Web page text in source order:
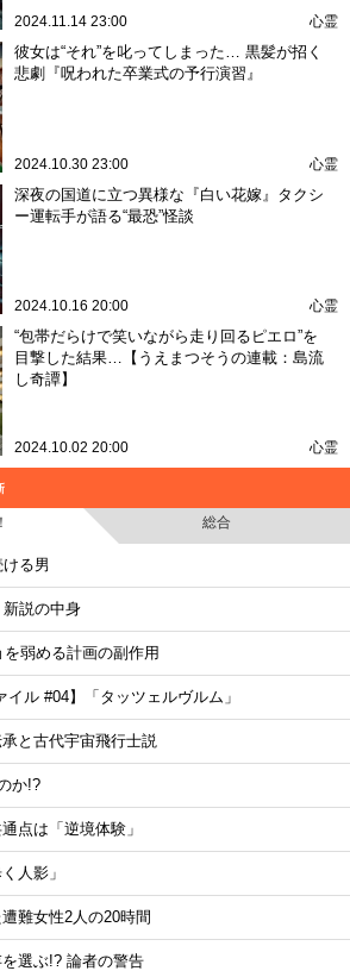
2024.11.14 23:00 心霊
彼女は“それ”を叱ってしまった… 黒髪が招く
悲劇『呪われた卒業式の予行演習』
2024.10.30 23:00 心霊
深夜の国道に立つ異様な『白い花嫁』タクシ
ー運転手が語る“最恐”怪談
2024.10.16 20:00 心霊
“包帯だらけで笑いながら走り回るピエロ”を
目撃した結果…【うえまつそうの連載：島流
し奇譚】
2024.10.02 20:00 心霊
総合
る男
新説の中身
弱める計画の副作用
イル #04】「タッツェルヴルム」
と古代宇宙飛行士説
か!?
点は「逆境体験」
人影」
難女性2人の20時間
選ぶ!? 論者の警告